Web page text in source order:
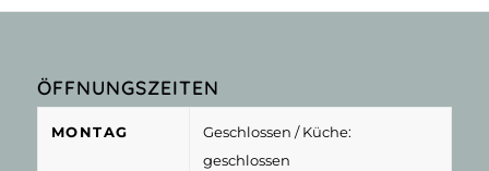
ÖFFNUNGSZEITEN
MONTAG Geschlossen / Küche:
geschlossen